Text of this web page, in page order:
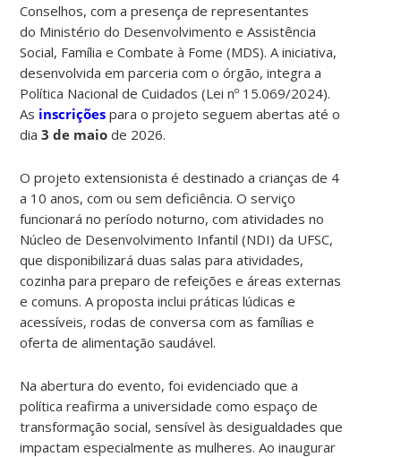
Conselhos, com a presença de representantes
do Ministério do Desenvolvimento e Assistência
Social, Família e Combate à Fome (MDS). A iniciativa,
desenvolvida em parceria com o órgão, integra a
Política Nacional de Cuidados (Lei nº 15.069/2024).
As inscrições para o projeto seguem abertas até o
dia3 de maio de 2026.
O projeto extensionista é destinado a crianças de 4
a 10 anos, com ou sem deficiência. O serviço
funcionará no período noturno, com atividades no
Núcleo de Desenvolvimento Infantil (NDI) da UFSC,
que disponibilizará duas salas para atividades,
cozinha para preparo de refeições e áreas externas
e comuns. A proposta inclui práticas lúdicas e
acessíveis, rodas de conversa com as famílias e
oferta de alimentação saudável.
Na abertura do evento, foi evidenciado que a
política reafirma a universidade como espaço de
transformação social, sensível às desigualdades que
impactam especialmente as mulheres. Ao inaugurar